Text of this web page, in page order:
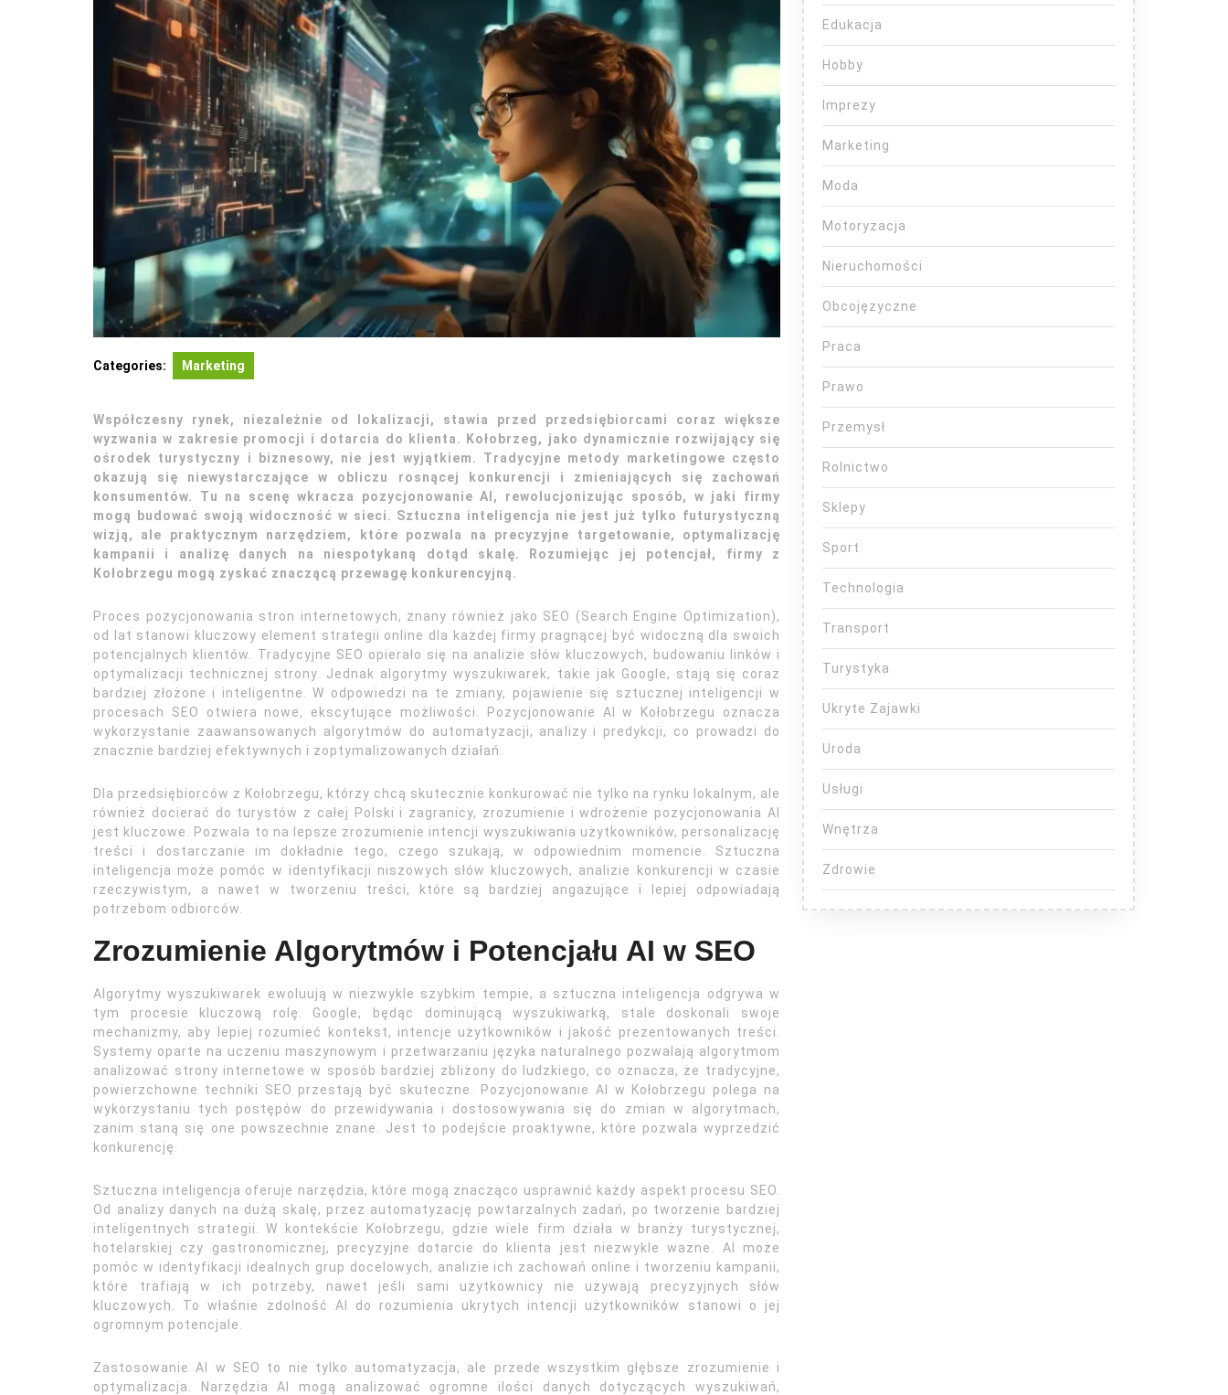
Categories: Marketing
Współczesny rynek, niezależnie od lokalizacji, stawia przed przedsiębiorcami coraz większe
wyzwania w zakresie promocji i dotarcia do klienta. Kołobrzeg, jako dynamicznie rozwijający się
ośrodek turystyczny i biznesowy, nie jest wyjątkiem. Tradycyjne metody marketingowe często
okazują się niewystarczające w obliczu rosnącej konkurencji i zmieniających się zachowań
konsumentów. Tu na scenę wkracza pozycjonowanie AI, rewolucjonizując sposób, w jaki firmy
mogą budować swoją widoczność w sieci. Sztuczna inteligencja nie jest już tylko futurystyczną
wizją, ale praktycznym narzędziem, które pozwala na precyzyjne targetowanie, optymalizację
kampanii i analizę danych na niespotykaną dotąd skalę. Rozumiejąc jej potencjał, firmy z
Kołobrzegu mogą zyskać znaczącą przewagę konkurencyjną.
Proces pozycjonowania stron internetowych, znany również jako SEO (Search Engine Optimization),
od lat stanowi kluczowy element strategii online dla każdej firmy pragnącej być widoczną dla swoich
potencjalnych klientów. Tradycyjne SEO opierało się na analizie słów kluczowych, budowaniu linków i
optymalizacji technicznej strony. Jednak algorytmy wyszukiwarek, takie jak Google, stają się coraz
bardziej złożone i inteligentne. W odpowiedzi na te zmiany, pojawienie się sztucznej inteligencji w
procesach SEO otwiera nowe, ekscytujące możliwości. Pozycjonowanie AI w Kołobrzegu oznacza
wykorzystanie zaawansowanych algorytmów do automatyzacji, analizy i predykcji, co prowadzi do
znacznie bardziej efektywnych i zoptymalizowanych działań.
Dla przedsiębiorców z Kołobrzegu, którzy chcą skutecznie konkurować nie tylko na rynku lokalnym, ale
również docierać do turystów z całej Polski i zagranicy, zrozumienie i wdrożenie pozycjonowania AI
jest kluczowe. Pozwala to na lepsze zrozumienie intencji wyszukiwania użytkowników, personalizację
treści i dostarczanie im dokładnie tego, czego szukają, w odpowiednim momencie. Sztuczna
inteligencja może pomóc w identyfikacji niszowych słów kluczowych, analizie konkurencji w czasie
rzeczywistym, a nawet w tworzeniu treści, które są bardziej angażujące i lepiej odpowiadają
potrzebom odbiorców.
Zrozumienie Algorytmów i Potencjału AI w SEO
Algorytmy wyszukiwarek ewoluują w niezwykle szybkim tempie, a sztuczna inteligencja odgrywa w
tym procesie kluczową rolę. Google, będąc dominującą wyszukiwarką, stale doskonali swoje
mechanizmy, aby lepiej rozumieć kontekst, intencje użytkowników i jakość prezentowanych treści.
Systemy oparte na uczeniu maszynowym i przetwarzaniu języka naturalnego pozwalają algorytmom
analizować strony internetowe w sposób bardziej zbliżony do ludzkiego, co oznacza, że tradycyjne,
powierzchowne techniki SEO przestają być skuteczne. Pozycjonowanie AI w Kołobrzegu polega na
wykorzystaniu tych postępów do przewidywania i dostosowywania się do zmian w algorytmach,
zanim staną się one powszechnie znane. Jest to podejście proaktywne, które pozwala wyprzedzić
konkurencję.
Sztuczna inteligencja oferuje narzędzia, które mogą znacząco usprawnić każdy aspekt procesu SEO.
Od analizy danych na dużą skalę, przez automatyzację powtarzalnych zadań, po tworzenie bardziej
inteligentnych strategii. W kontekście Kołobrzegu, gdzie wiele firm działa w branży turystycznej,
hotelarskiej czy gastronomicznej, precyzyjne dotarcie do klienta jest niezwykle ważne. AI może
pomóc w identyfikacji idealnych grup docelowych, analizie ich zachowań online i tworzeniu kampanii,
które trafiają w ich potrzeby, nawet jeśli sami użytkownicy nie używają precyzyjnych słów
kluczowych. To właśnie zdolność AI do rozumienia ukrytych intencji użytkowników stanowi o jej
ogromnym potencjale.
Zastosowanie AI w SEO to nie tylko automatyzacja, ale przede wszystkim głębsze zrozumienie i
optymalizacja. Narzędzia AI mogą analizować ogromne ilości danych dotyczących wyszukiwań,
Edukacja
Hobby
Imprezy
Marketing
Moda
Motoryzacja
Nieruchomości
Obcojęzyczne
Praca
Prawo
Przemysł
Rolnictwo
Sklepy
Sport
Technologia
Transport
Turystyka
Ukryte Zajawki
Uroda
Usługi
Wnętrza
Zdrowie